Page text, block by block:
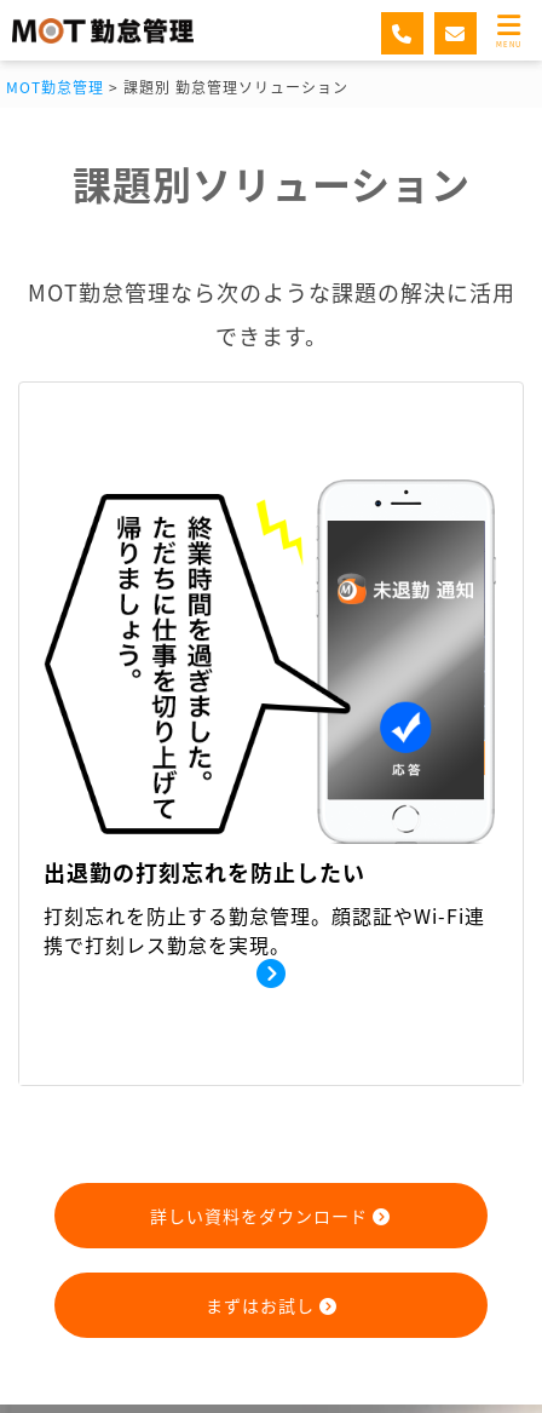
MENU
MOT勤怠管理 > 課題別 勤怠管理ソリューション
課題別ソリューション
MOT勤怠管理なら次のような課題の解決に活用
できます。
出退勤の打刻忘れを防止したい
打刻忘れを防止する勤怠管理。顔認証やWi-Fi連
携で打刻レス勤怠を実現。
詳しい資料をダウンロード
まずはお試し